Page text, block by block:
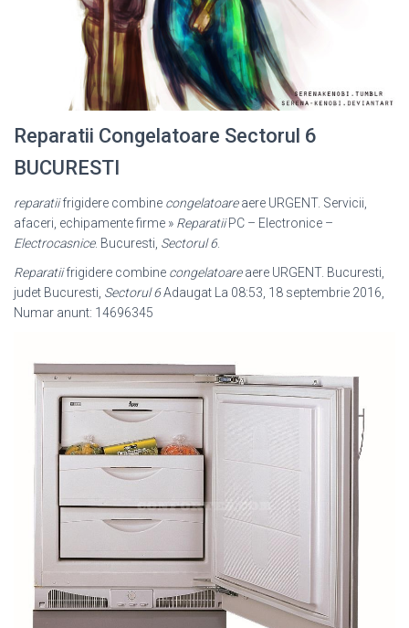
Reparatii Congelatoare Sectorul 6
BUCURESTI
reparatiifrigidere combine congelatoareaere URGENT. Servicii,
afaceri, echipamente firme » ReparatiiPC – Electronice –
Electrocasnice. Bucuresti, Sectorul 6.
Reparatiifrigidere combine congelatoareaere URGENT. Bucuresti,
judet Bucuresti, Sectorul 6Adaugat La 08:53, 18 septembrie 2016,
Numar anunt: 14696345